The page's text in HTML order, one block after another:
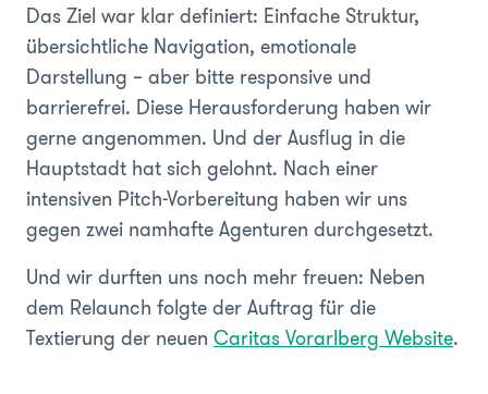
Das Ziel war klar definiert: Einfache Struktur,
übersichtliche Navigation, emotionale
Darstellung – aber bitte responsive und
barrierefrei. Diese Herausforderung haben wir
gerne angenommen. Und der Ausflug in die
Hauptstadt hat sich gelohnt. Nach einer
intensiven Pitch-Vorbereitung haben wir uns
gegen zwei namhafte Agenturen durchgesetzt.
Und wir durften uns noch mehr freuen: Neben
dem Relaunch folgte der Auftrag für die
Textierung der neuen Caritas Vorarlberg Website.